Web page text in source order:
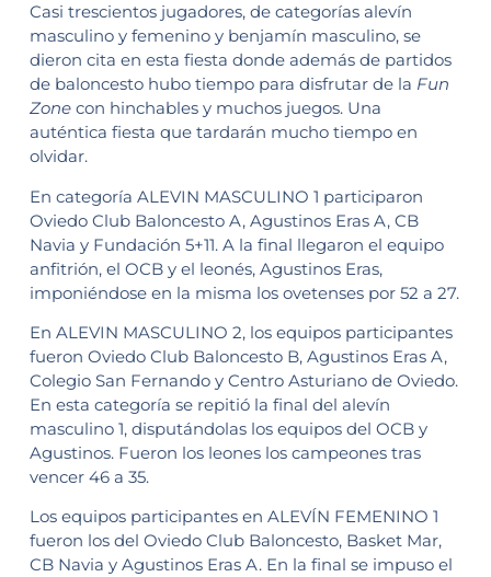
Casi trescientos jugadores, de categorías alevín
masculino y femenino y benjamín masculino, se
dieron cita en esta fiesta donde además de partidos
de baloncesto hubo tiempo para disfrutar de la Fun
Zonecon hinchables y muchos juegos. Una
auténtica fiesta que tardarán mucho tiempo en
olvidar.
En categoría ALEVIN MASCULINO 1 participaron
Oviedo Club Baloncesto A, Agustinos Eras A, CB
Navia y Fundación 5+11. A la final llegaron el equipo
anfitrión, el OCB y el leonés, Agustinos Eras,
imponiéndose en la misma los ovetenses por 52 a 27.
En ALEVIN MASCULINO 2, los equipos participantes
fueron Oviedo Club Baloncesto B, Agustinos Eras A,
Colegio San Fernando y Centro Asturiano de Oviedo.
En esta categoría se repitió la final del alevín
masculino 1, disputándolas los equipos del OCB y
Agustinos. Fueron los leones los campeones tras
vencer 46 a 35.
Los equipos participantes en ALEVÍN FEMENINO 1
fueron los del Oviedo Club Baloncesto, Basket Mar,
CB Navia y Agustinos Eras A. En la final se impuso el